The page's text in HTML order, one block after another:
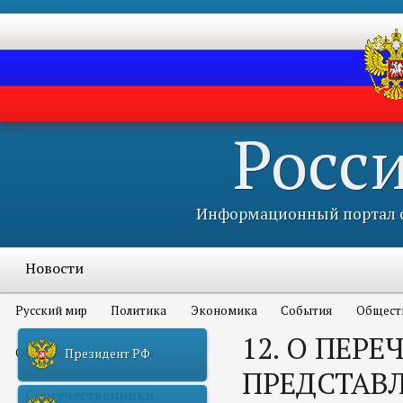
Информационный портал
Новости
Русский мир Политика Экономика События
Объявления и конкурсы
Соотечественники
Президент РФ
12. О